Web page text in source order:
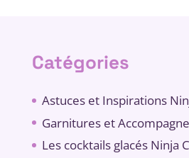
Catégories
Astuces et Inspirations
Garnitures et
Les cocktails glacés Ninja